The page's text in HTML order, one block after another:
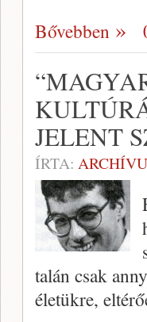
Bővebben
JELENT
ÍRTA:
talán csak
életükre,